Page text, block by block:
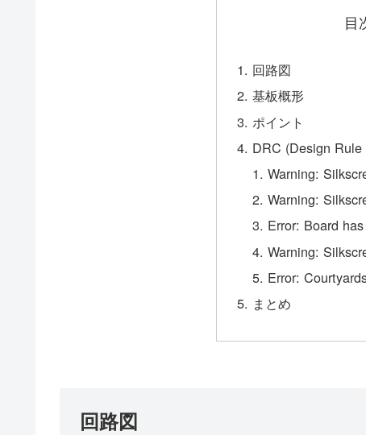
目
回路図
基板概形
ポイント
DRC (Design Rule
Warning:
Warning:
Error: Board
Warning:
Error:
まとめ
回路図